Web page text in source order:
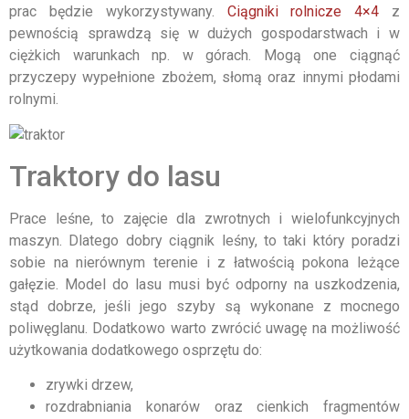
prac będzie wykorzystywany. Ciągniki rolnicze 4×4 z
pewnością sprawdzą się w dużych gospodarstwach i w
ciężkich warunkach np. w górach. Mogą one ciągnąć
przyczepy wypełnione zbożem, słomą oraz innymi płodami
rolnymi.
Traktory do lasu
Prace leśne, to zajęcie dla zwrotnych i wielofunkcyjnych
maszyn. Dlatego dobry ciągnik leśny, to taki który poradzi
sobie na nierównym terenie i z łatwością pokona leżące
gałęzie. Model do lasu musi być odporny na uszkodzenia,
stąd dobrze, jeśli jego szyby są wykonane z mocnego
poliwęglanu. Dodatkowo warto zwrócić uwagę na możliwość
użytkowania dodatkowego osprzętu do:
zrywki drzew,
rozdrabniania konarów oraz cienkich fragmentów